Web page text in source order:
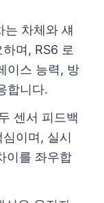
는 차체와 섀
며, RS6 로
이스 능력, 방
합니다.
센서 피드백
이며, 실시
이를 좌우합